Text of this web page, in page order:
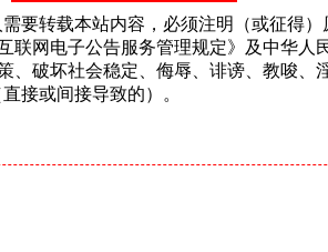
转载本站内容，必须注明（或征得）
网电子公告服务管理规定》及中华人
破坏社会稳定、侮辱、诽谤、教唆、
接或间接导致的）。